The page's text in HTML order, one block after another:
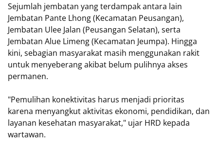
Sejumlah jembatan yang terdampak antara lain
Jembatan Pante Lhong (Kecamatan Peusangan),
Jembatan Ulee Jalan (Peusangan Selatan), serta
Jembatan Alue Limeng (Kecamatan Jeumpa). Hingga
kini, sebagian masyarakat masih menggunakan rakit
untuk menyeberang akibat belum pulihnya akses
permanen.
"Pemulihan konektivitas harus menjadi prioritas
karena menyangkut aktivitas ekonomi, pendidikan, dan
layanan kesehatan masyarakat," ujar HRD kepada
wartawan.